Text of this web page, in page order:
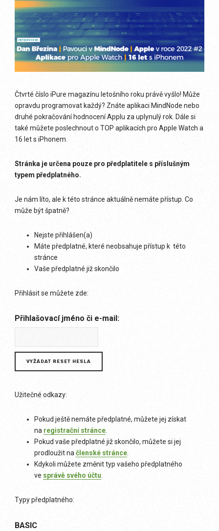
Čtvrté číslo iPure magazínu letošního roku právě vyšlo! Může
opravdu programovat každý? Znáte aplikaci MindNode nebo
druhé pokračování hodnocení Applu za uplynulý rok. Dále si
také můžete poslechnout o TOP aplikacích pro Apple Watch a
16 let s iPhonem.
Stránka je určena pouze pro předplatitele s příslušným
typem předplatného.
Je nám líto, ale k této stránce aktuálně nemáte přístup. Co
může být špatně?
Nejste přihlášen(a)
Máte předplatné, které neobsahuje přístup k této
stránce
Vaše předplatné již skončilo
Přihlásit se můžete zde:
Přihlašovací jméno či e-mail:
Užitečné odkazy:
Pokud ještě nemáte předplatné, můžete jej získat
na registrační stránce
Pokud vaše předplatné již skončilo, můžete si jej
prodloužit na členské stránce
Kdykoli můžete změnit typ vašeho předplatného
ve správě svého účtu
Typy předplatného:
BASIC